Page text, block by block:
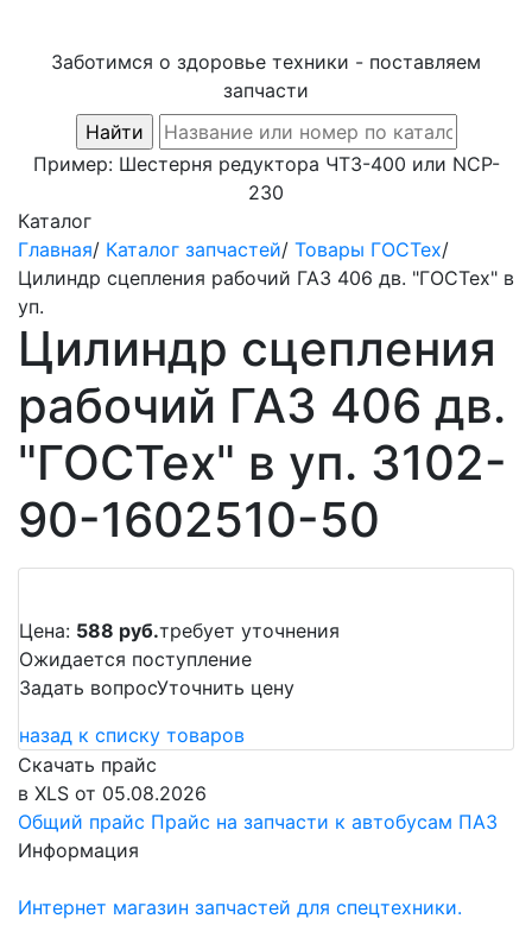
Заботимся о здоровье техники - поставляем
запчасти
Пример: Шестерня редуктора ЧТЗ-400 или NCP-
230
Каталог
Главная/ Каталог запчастей/ Товары ГОСТех/
Цилиндр сцепления рабочий ГАЗ 406 дв. "ГОСТех" в
уп.
Цилиндр сцепления
рабочий ГАЗ 406 дв.
"ГОСТех" в уп. 3102-
90-1602510-50
Цена: 588 руб.требует уточнения
Ожидается поступление
Задать вопросУточнить цену
назад к списку товаров
Скачать прайс
в XLS от 05.08.2026
Общий прайс Прайс на запчасти к автобусам ПАЗ
Информация
Интернет магазин запчастей для спецтехники.